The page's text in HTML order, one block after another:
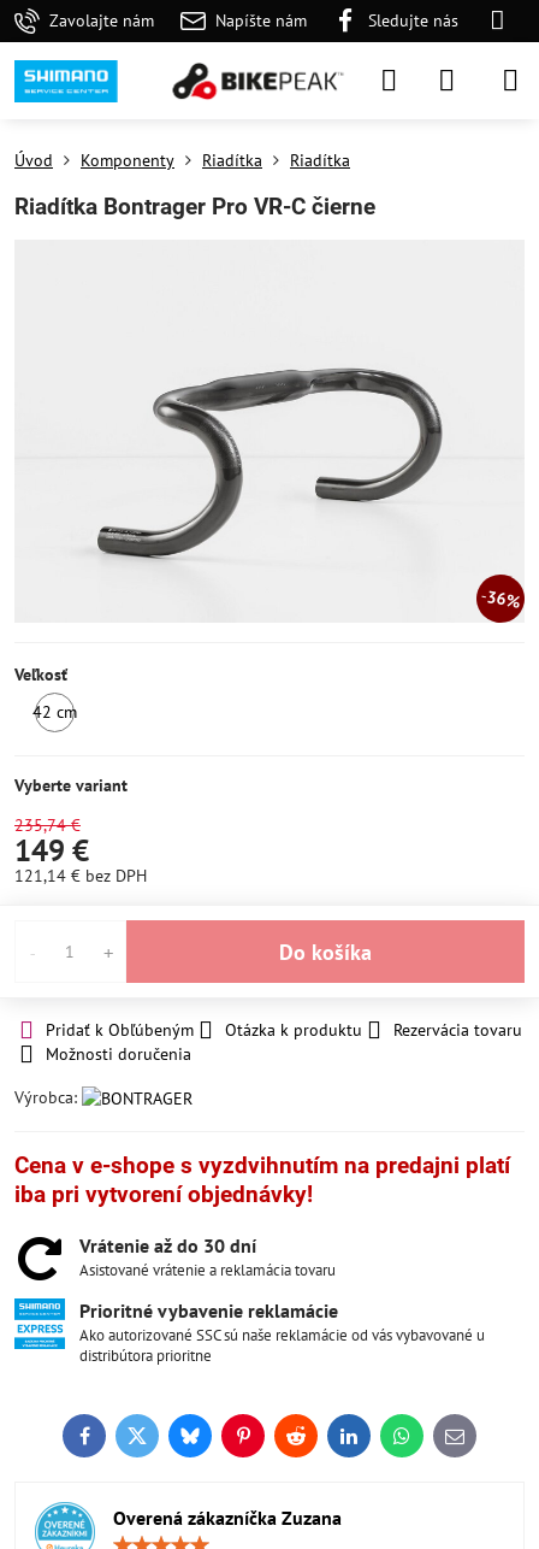
Zavolajte nám Napíšte nám Sledujte nás
36%
Úvod Komponenty Riadítka Riadítka
Riadítka Bontrager Pro VR-C čierne
Veľkosť
42 cm
Vyberte variant
235,74 €
149 €
121,14 € bez DPH
Do košíka
Pridať k Obľúbeným Otázka k produktu
Rezervácia tovaru
Možnosti doručenia
Výrobca:
Cena v e-shope s vyzdvihnutím na predajni platí
iba pri vytvorení objednávky!
Vrátenie až do 30 dní
Asistované vrátenie a reklamácia tovaru
Prioritné vybavenie reklamácie
Ako autorizované SSC sú naše reklamácie od vás vybavované u
distribútora prioritne
FacebookTwitterBlueskyPinterestReddit LinkedInWhatsApp
E-
mail
Overená zákazníčka Zuzana